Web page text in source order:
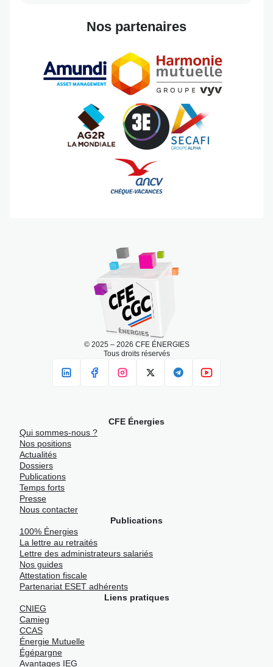
Nos partenaires
© 2025 – 2026 CFE ÉNERGIES
Tous droits réservés
LINKEDINFACEBOOK
INSTAGRAM
X TELEGRAM
YOUTUBE
CFE Énergies
Qui sommes-nous ?
Nos positions
Actualités
Dossiers
Publications
Temps forts
Presse
Nous contacter
Publications
100% Énergies
La lettre au retraités
Lettre des administrateurs salariés
Nos guides
Attestation fiscale
Partenariat ESET adhérents
Liens pratiques
CNIEG
Camieg
CCAS
Énergie Mutuelle
Égépargne
Avantages IEG